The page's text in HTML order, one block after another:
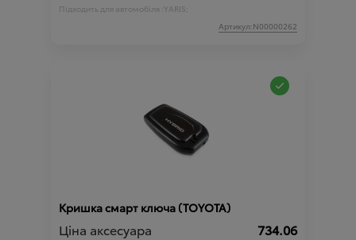
Підходить для автомобіля :YARIS;
Артикул:N00000262
Кришка смарт ключа (TOYOTA)
Ціна аксесуара 734.06